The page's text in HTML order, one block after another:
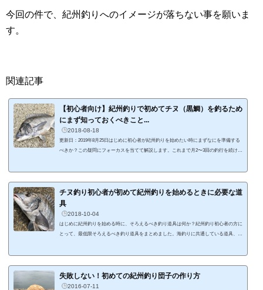
今回の件で、紀州釣りへのイメージが落ちない事を願いま
す。
関連記事
【初心者向け】紀州釣りで初めてチヌ（黒鯛）を釣るため
にまず知っておくべきこと...
2018-08-18
更新日：2019年8月25日はじめに初心者が紀州釣りを始めたい時にまずなにを準備する
べきか？この疑問にフォーカスを当てて解説します。これまで月2〜3回の釣行を続けて
間がかなり短くなます。 それは、「釣り場所」、「紀州釣り仕掛け」、「紀州釣り団
子」です。他の釣り...
チヌ釣り初心者が初めて紀州釣りを始めるときに必要な道
具
2018-10-04
はじめに紀州釣りを始める時に、そろえるべき釣り道具は何か？紀州釣り初心者の方に
とって、最低限そろえるべき釣り道具をまとめました。海釣りに共通している道具、紀
が愛用してる竿は、がまかつのチヌ競技スペシャル III 0.6号-5.0です。0号だと柔らか
すぎて、チヌを掛けた時にコン...
失敗しない！初めての紀州釣り団子の作り方
2016-07-11